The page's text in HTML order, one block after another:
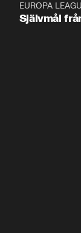
EUROPA
Självmål